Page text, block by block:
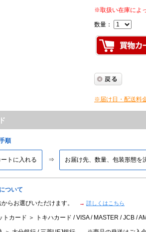
※取扱い在庫によ
数量：
※届け日・配送料
順
トに入れる お届け先、数量、包装形態を
ついて
からお選びいただけます。
→ 詳しくはこちら
トカード ＞ トキハカード / VISA / MASTER / JCB /